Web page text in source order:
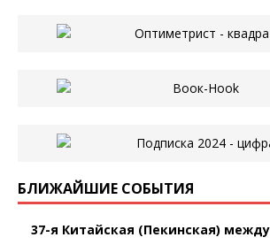
БЛИЖАЙШИЕ СОБЫТИЯ
37-я Китайская (Пекинская)